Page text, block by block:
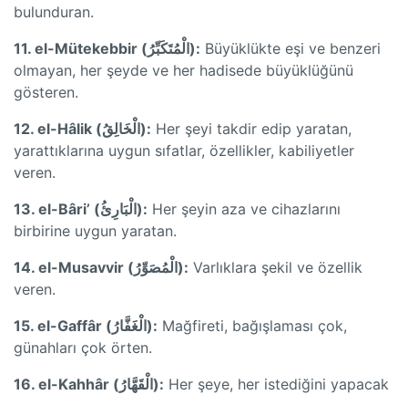
bulunduran.
11. el-Mütekebbir (الْمُتَكَبِّرُ): Büyüklükte eşi ve benzeri
olmayan, her şeyde ve her hadisede büyüklüğünü
gösteren.
12. el-Hâlik (الْخَالِقُ): Her şeyi takdir edip yaratan,
yarattıklarına uygun sıfatlar, özellikler, kabiliyetler
veren.
13. el-Bâri’ (الْبَارِئُ): Her şeyin aza ve cihazlarını
birbirine uygun yaratan.
14. el-Musavvir (الْمُصَوِّرُ): Varlıklara şekil ve özellik
veren.
15. el-Gaffâr (الْغَفَّارُ): Mağfireti, bağışlaması çok,
günahları çok örten.
16. el-Kahhâr (الْقَهَّارُ): Her şeye, her istediğini yapacak